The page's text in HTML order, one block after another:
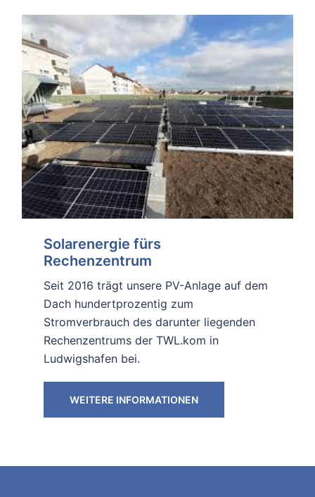
Solarenergie fürs
Rechenzentrum
Seit 2016 trägt unsere PV-Anlage auf dem
Dach hundertprozentig zum
Stromverbrauch des darunter liegenden
Rechenzentrums der TWL.kom in
Ludwigshafen bei.
WEITERE INFORMATIONEN